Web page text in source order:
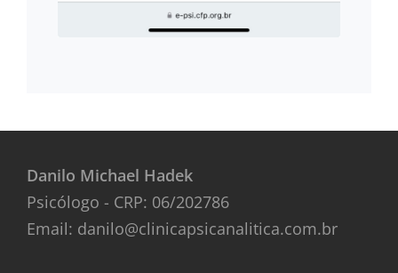
Danilo Michael Hadek
Psicólogo - CRP: 06/202786
Email: danilo@clinicapsicanalitica.com.br